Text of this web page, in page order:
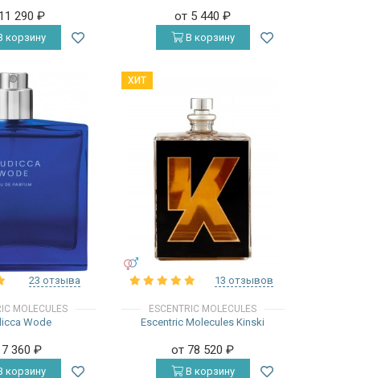
290₽
корзину
от 5 440₽
В корзину
23 отзыва
MOLECULES
Wode
7 360₽
корзину
ХИТ
УНИСЕКС
13 отзывов
ESCENTRIC MOLECULES
Escentric Molecules Kinski
от 78 520₽
В корзину